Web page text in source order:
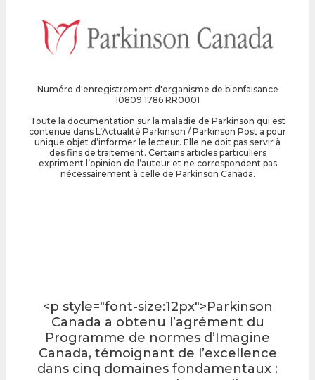
Numéro d'enregistrement d'organisme de bienfaisance
10809 1786 RR0001
Toute la documentation sur la maladie de Parkinson qui est
contenue dans L’Actualité Parkinson / Parkinson Post a pour
unique objet d’informer le lecteur. Elle ne doit pas servir à
des fins de traitement. Certains articles particuliers
expriment l’opinion de l’auteur et ne correspondent pas
nécessairement à celle de Parkinson Canada.
<p style="font-size:12px">Parkinson
Canada a obtenu l’agrément du
Programme de normes d’Imagine
Canada, témoignant de l’excellence
dans cinq domaines fondamentaux :